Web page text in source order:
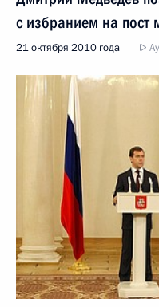
с избранием на пост
21 октября 2010 года